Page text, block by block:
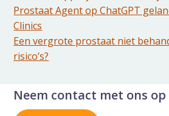
Prostaat Agent op ChatGPT
Clinics
Een vergrote prostaat niet
risico’s?
Neem contact met ons op